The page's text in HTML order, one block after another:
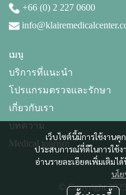
เว็บไซต์นี้มีการใช้งาน
ประสบการณ์ที่ดีในการใช้ง
อ่านรายละเอียดเพิ่มเติมไ
นโ
+66 (0) 2 227 0600
เมนู
บริการที่แนะนำ
โปรแกรมตรวจและรักษา
เกี่ยวกับเรา
บทความ
Medical tourism
© Copyright